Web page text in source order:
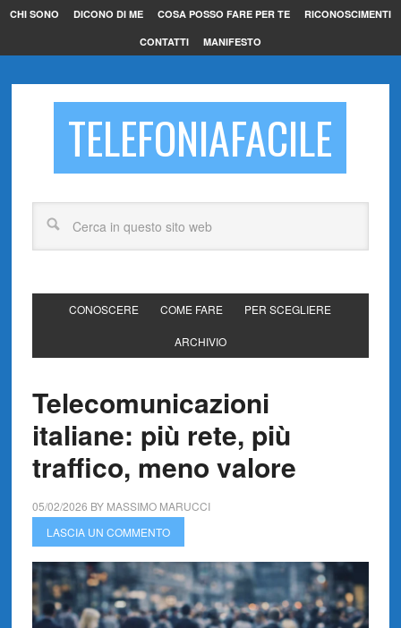
CHI SONO DICONO DI ME COSA POSSO FARE PER TE RICONOSCIMENTI
CONTATTI MANIFESTO
TELEFONIAFACILE
CONOSCERE COME FARE PER SCEGLIERE
ARCHIVIO
Telecomunicazioni
italiane: più rete, più
traffico, meno valore
05/02/2026 BY MASSIMO MARUCCI
LASCIA UN COMMENTO